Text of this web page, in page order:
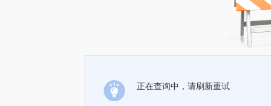
正在查询中，请刷新重试